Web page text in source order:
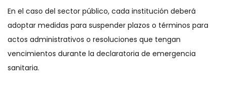
En el caso del sector público, cada institución deberá
adoptar medidas para suspender plazos o términos para
actos administrativos o resoluciones que tengan
vencimientos durante la declaratoria de emergencia
sanitaria.